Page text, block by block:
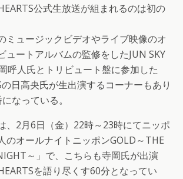
公式生放送が組まれるのは初の
ミュージックビデオやライブ映像のオ
ュートアルバムの監修をしたJUN SKY
呼人氏とトリビュート盤に参加した
日高央氏が生出演するコーナーもあり
なっている。
、2月6日（金）22時～23時にてニッポ
のオールナイトニッポンGOLD～THE
～」で、こちらも寺岡氏が出演
を語り尽くす60分となってい